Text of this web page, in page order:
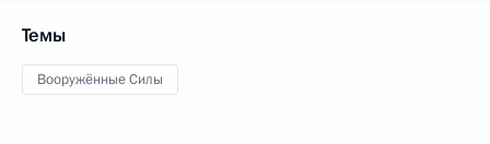
Темы
Вооружённые Силы